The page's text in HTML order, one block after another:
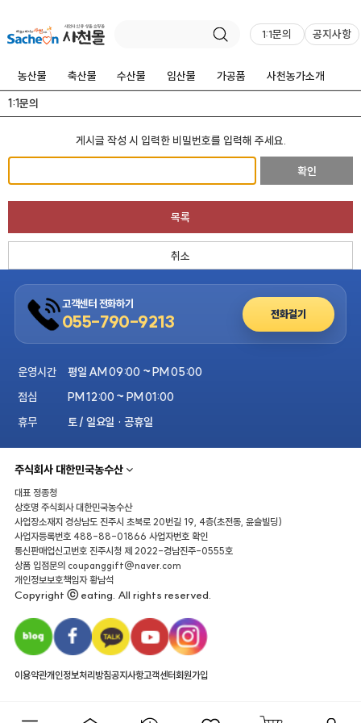
1:1문의 공지사항
농산물 축산물 수산물 임산물 가공품
사천농가소개
1:1문의
게시글 작성 시 입력한 비밀번호를 입력해 주세요.
확인
목록
취소
고객센터 전화하기
055-790-9213 전화걸기
운영시간
평일 AM 09:00 ~ PM 05:00
점심
PM 12:00 ~ PM 01:00
휴무
토 / 일요일 · 공휴일
주식회사 대한민국농수산
대표 정종청
상호명 주식회사 대한민국농수산
사업장소재지 경상남도 진주시 초북로 20번길 19, 4층(초전동, 윤슬빌딩)
사업자등록번호 488-88-01866 사업자번호 확인
통신판매업신고번호 진주시청 제 2022-경남진주-0555호
상품 입점문의 coupanggift@naver.com
개인정보보호책임자황남석
Copyright ⓒ eating. All rights reserved.
이용약관개인정보처리방침공지사항고객센터회원가입